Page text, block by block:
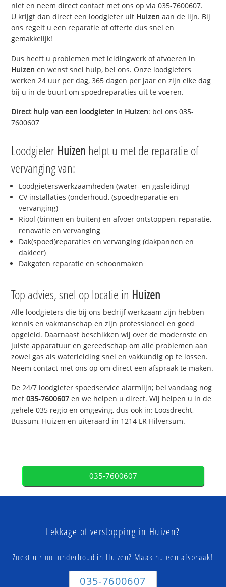
niet en neem direct contact met ons op via 035-7600607.
U krijgt dan direct een loodgieter uit Huizen aan de lijn. Bij
ons regelt u een reparatie of offerte dus snel en
gemakkelijk!
Dus heeft u problemen met leidingwerk of afvoeren in
Huizen en wenst snel hulp, bel ons. Onze loodgieters
werken 24 uur per dag, 365 dagen per jaar en zijn elke dag
bij u in de buurt om spoedreparaties uit te voeren.
Direct hulp van een loodgieter in Huizen: bel ons 035-
7600607
Loodgieter Huizen helpt u met de reparatie of
vervanging van:
Loodgieterswerkzaamheden (water- en gasleiding)
CV installaties (onderhoud, (spoed)reparatie en
vervanging)
Riool (binnen en buiten) en afvoer ontstoppen, reparatie,
renovatie en vervanging
Dak(spoed)reparaties en vervanging (dakpannen en
dakleer)
Dakgoten reparatie en schoonmaken
Top advies, snel op locatie in Huizen
Alle loodgieters die bij ons bedrijf werkzaam zijn hebben
kennis en vakmanschap en zijn professioneel en goed
opgeleid. Daarnaast beschikken wij over de modernste en
juiste apparatuur en gereedschap om alle problemen aan
zowel gas als waterleiding snel en vakkundig op te lossen.
Neem contact met ons op om direct een afspraak te maken.
De 24/7 loodgieter spoedservice alarmlijn; bel vandaag nog
met035-7600607 en we helpen u direct. Wij helpen u in de
gehele 035 regio en omgeving, dus ook in: Loosdrecht,
Bussum, Huizen en uiteraard in 1214 LR Hilversum.
035-7600607
Lekkage of verstopping in Huizen?
Zoekt u riool onderhoud in Huizen? Maak nu een afspraak!
035-7600607